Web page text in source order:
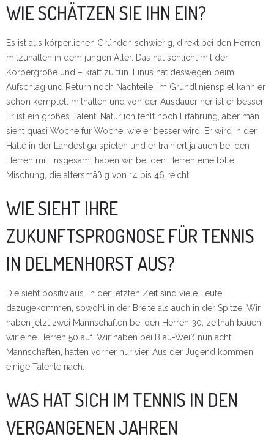
IE SCHÄTZEN SIE IHN EIN?
Es ist aus körperlichen Gründen schwierig, direkt bei den Herren
mitzuhalten in dem jungen Alter. Das hat schlicht mit der
Körpergröße und – kraft zu tun. Linus hat deswegen beim
Aufschlag und Return noch Nachteile, im Grundlinienspiel kann er
schon komplett mithalten und von der Ausdauer her ist er besser.
Er ist ein großes Talent. Natürlich fehlt noch Erfahrung, aber man
sieht quasi Woche für Woche, wie er besser wird. Er wird in der
Halle in der Landesliga spielen und er trainiert ja auch bei den
Herren mit. Insgesamt haben wir bei den Herren eine tolle
Mischung, die altersmäßig von 14 bis 46 reicht.
WIE SIEHT IHRE
ZUKUNFTSPROGNOSE FÜR TENNIS
IN DELMENHORST AUS?
Die sieht positiv aus. In der letzten Zeit sind viele Leute
dazugekommen, sowohl in der Breite als auch in der Spitze. Wir
haben jetzt zwei Mannschaften bei den Herren 30, zeitnah bauen
wir eine Herren 50 auf. Wir haben bei Blau-Weiß nun acht
Mannschaften, hatten vorher nur vier. Aus der Jugend kommen
einige Talente nach.
WAS HAT SICH IM TENNIS IN DEN
VERGANGENEN JAHREN